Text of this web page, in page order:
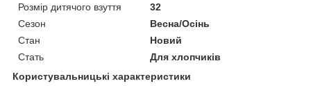
Розмір дитячого взуття
32
Сезон
Весна/Осінь
Стан
Новий
Стать
Для хлопчиків
Користувальницькі характеристики